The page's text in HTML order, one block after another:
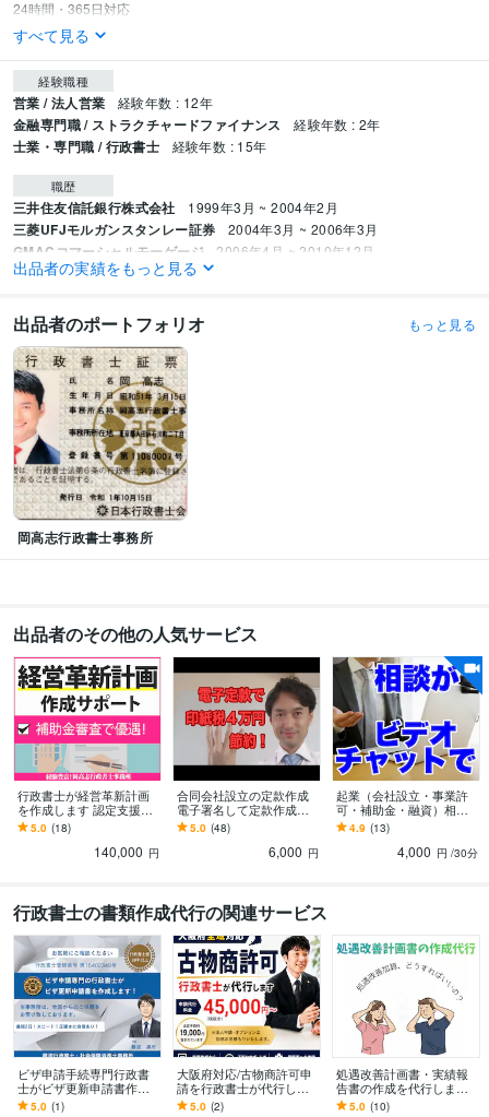
すべて見る
経験職種
営業 / 法人営業 経験年数 : 12年
金融専門職 / ストラクチャードファイナンス 経験年数 : 2年
士業・専門職 / 行政書士 経験年数 : 15年
職歴
三井住友信託銀行株式会社 1999年3月 ~ 2004年2月
三菱UFJモルガンスタンレー証券 2004年3月 ~ 2006年3月
GMACコマーシャルモーゲージ 2006年4月 ~ 2010年12月
岡高志行政書士事務所 2010年12月 ~ 現在
受賞歴
マニフェスト大賞優秀賞 京都先端科学大学　地方財政学　講師
大田区区
政功労者表彰
資格・検定
行政書士 取得年 : 2010年
社会福祉士 取得年 : 2014年
宅地建物取引士（旧 宅地建物取引主任者）
貸金業務取扱主任者 取得年 : 2009年
TOEIC 取得年 : 2005年
プログラミング言語・フレームワーク
HTML:12年
WordPress:9年ペライチ:5年 Excel:25年
Pages:9年PowerPoint:25年Word:25年 Google Analytics:9年
Google Search Console:5年PageSpeed Insights:5年 ChatGPT:1年
DALL-E:0年VLLO:5年
得意分野
ビジネス代行・事務代行 契約書作成・確認、定款作成（電子定款） 遺言
書作成、相続手続サポート
補助金、給付金、一時支援金
申請代行
行政書士 士業 契約書 契約 離婚 相続 遺言
ビジネス代行・事務代行 補助金申請 外国人雇用、入管申請
外国人雇用 VISA
東京大学 2018年8月 ~ 2020年7月
東京大学 1994年3月 ~ 1999年2月
語学力
英語 ビジネスレベル
中国語 日常会話レベル
韓国語
日常会話レベル
出品者の実績をもっと見る
出品者のポートフォリオ もっと見る
岡高志行政書士事務所
出品者のその他の人気サービス
行政書士が経営革新計画
を作成します 認定支援機
関でもある行政書士が経
営革新計画を作成！
5.0 (18)
140,000 円
合同会社設立の定款作成
電子署名して定款作成し
ます 会社設立電子定款 印
紙税4万円お得！ 株式会社
5.0 (48)
6,000 円
起業（会社設立・事業許
可・補助金・融資）相談
します アーリーステージ
に特化してきた行政書士
が相談に乗ります。
4.9 (13)
4,000 円 /30分
行政書士の書類作成代行の関連サービス
ビザ申請手続専門行政書
士がビザ更新申請書作成
します 申請実績１０年以
5.0 (1)
大阪府対応/古物商許可申
請を行政書士が代行しま
す メルカリ・PayPayフリ
5.0 (2)
処遇改善計画書・実績報
告書の作成を代行します
現場を知る行政書士が、
5.0 (10)